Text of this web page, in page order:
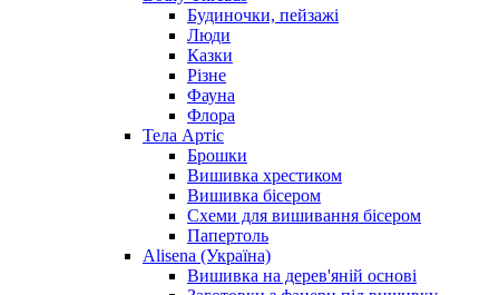
Будиночки, пейзажі
Люди
Казки
Різне
Фауна
Флора
Тела Артіс
Брошки
Вишивка хрестиком
Вишивка бісером
Схеми для вишивання бісером
Папертоль
Alisena (Україна)
Вишивка на дерев'яній основі